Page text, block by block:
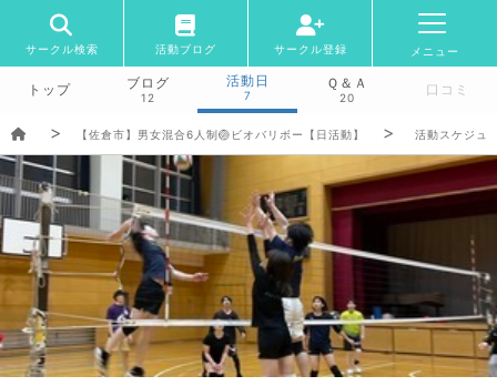
サークル検索 活動ブログ サークル登録 メニュー
トップ ブログ
12
活動日
7
Ｑ＆Ａ
20 口コミ
【佐倉市】男女混合6人制🏐ビオバリボー【日活動】 活動スケジュ